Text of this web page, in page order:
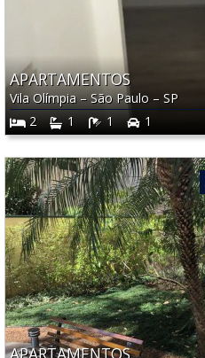
APARTAMENTOS
Vila Olímpia–São Paulo –SP
2
1 1 1